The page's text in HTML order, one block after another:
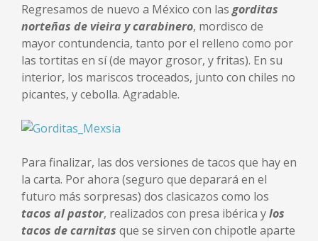
Regresamos de nuevo a México con las gorditas
norteñas de vieira y carabinero, mordisco de
mayor contundencia, tanto por el relleno como por
las tortitas en sí (de mayor grosor, y fritas). En su
interior, los mariscos troceados, junto con chiles no
picantes, y cebolla. Agradable.
Para finalizar, las dos versiones de tacos que hay en
la carta. Por ahora (seguro que deparará en el
futuro más sorpresas) dos clasicazos como los
tacos al pastor, realizados con presa ibérica ylos
tacos de carnitas que se sirven con chipotle aparte